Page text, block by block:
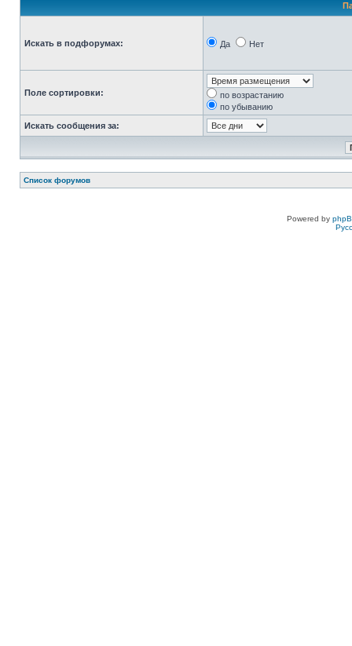
Искать в подфорумах: Да Нет
Поле сортировки:
по возрастанию
по убыванию
Искать сообщения за:
Список форумов
Powered by